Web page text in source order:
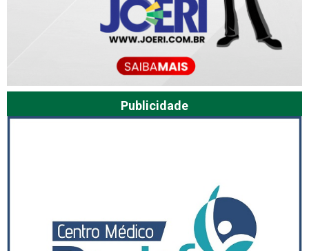
Publicidade